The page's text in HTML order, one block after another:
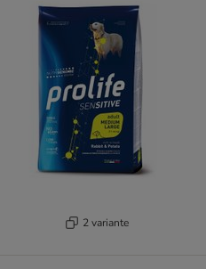
2 variante